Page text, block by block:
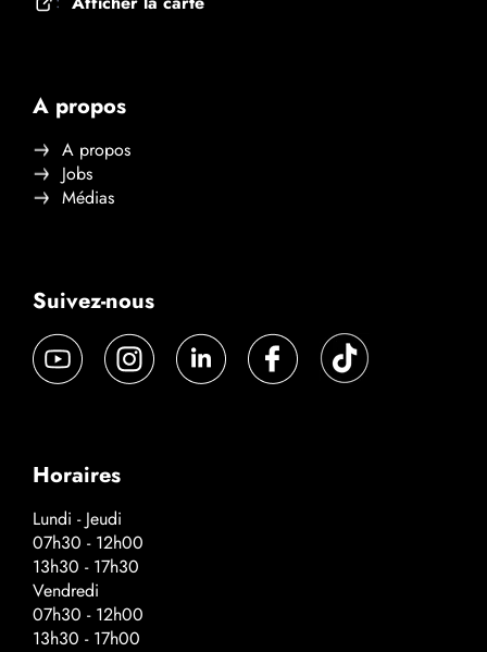
A propos
A propos
Jobs
Médias
Suivez-nous
Horaires
Lundi - Jeudi
07h30 - 12h00
13h30 - 17h30
Vendredi
07h30 - 12h00
13h30 - 17h00